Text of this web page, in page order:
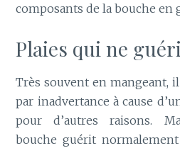
composants de la bouche en
Plaies qui ne
Très souvent en mangeant,
par inadvertance à cause
pour d’autres raisons.
bouche guérit